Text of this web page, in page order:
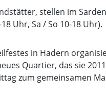
stellen im
Uhr, Sa / So 10-18 Uhr).
in Hadern
Quartier, das sie
zum gemeinsamen